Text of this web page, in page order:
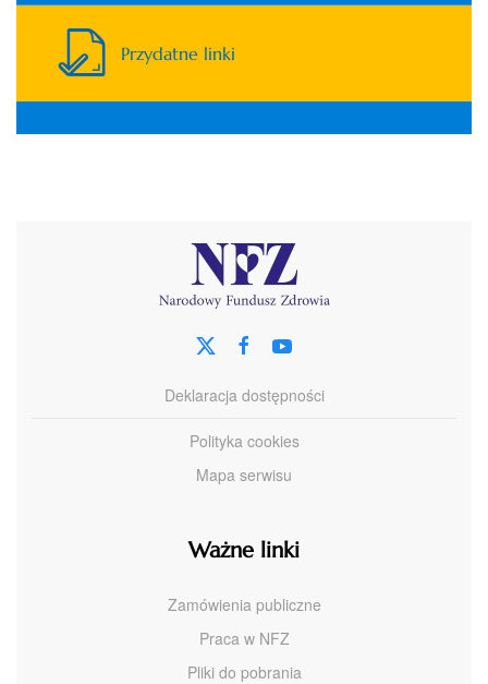
Przydatne linki
Deklaracja dostępności
Polityka cookies
Mapa serwisu
Ważne linki
Zamówienia publiczne
Praca w NFZ
Pliki do pobrania